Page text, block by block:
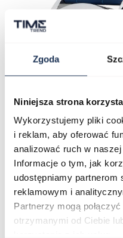
Zgoda
Niniejsza strona
Wykorzystujemy pliki
i reklam, aby oferować
analizować ruch w
Informacje o tym, jak
udostępniamy partnerom
reklamowym i
Partnerzy mogą
otrzymanymi od Ciebie